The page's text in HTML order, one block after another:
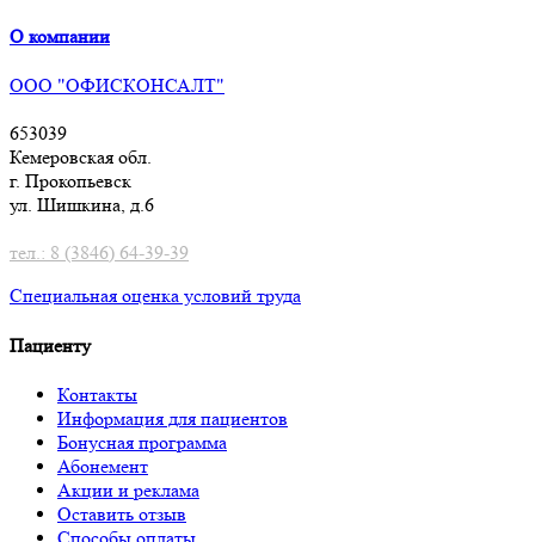
О компании
ООО "ОФИСКОНСАЛТ"
653039
Кемеровская обл.
г. Прокопьевск
ул. Шишкина, д.6
тел.: 8 (3846) 64-39-39
Специальная оценка условий труда
Пациенту
Контакты
Информация для пациентов
Бонусная программа
Абонемент
Акции и реклама
Оставить отзыв